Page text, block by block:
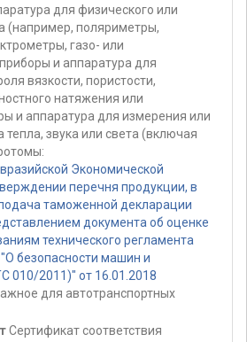
для физического или
(например, поляриметры,
газо- или
и аппаратура для
вязкости, пористости,
натяжения или
и аппаратура для измерения или
тепла, звука или света (включая
Экономической
перечня продукции, в
таможенной декларации
документа об оценке
технического регламента
безопасности машин и
010/2011)" от 16.01.2018
для автотранспортных
Сертификат соответствия